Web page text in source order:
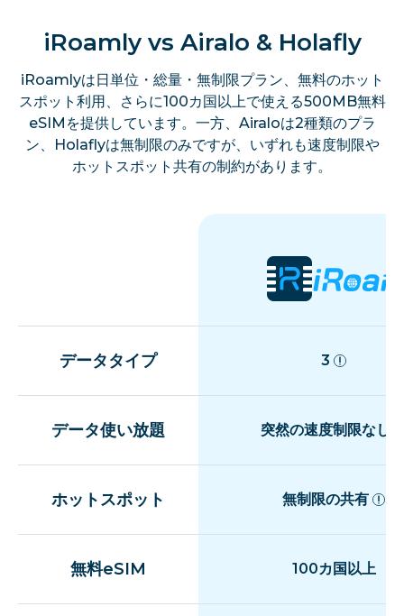
iRoamly vs Airalo & Holafly
iRoamlyは日単位・総量・無制限プラン、無料のホット
スポット利用、さらに100カ国以上で使える500MB無料
eSIMを提供しています。一方、Airaloは2種類のプラ
ン、Holaflyは無制限のみですが、いずれも速度制限や
ホットスポット共有の制約があります。
データタイプ 3
データ使い放題 突然の速度制限なし
ホットスポット 無制限の共有
無料eSIM 100カ国以上